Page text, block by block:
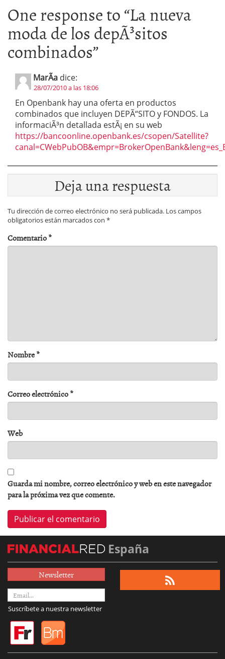
One response to “La nueva
moda de los depÃ³sitos
combinados”
MarÃ­a dice:
28/07/2010 a las 18:06
En Openbank hay una oferta en productos
combinados que incluyen DEPÃ“SITO y FONDOS. La
informaciÃ³n detallada estÃ¡ en su web
https://bancoonline.openbank.es/csopen/Satellite?
Deja una respuesta
Tu dirección de correo electrónico no será publicada. Los campos
obligatorios están marcados con *
Comentario*
Nombre*
Correo electrónico*
Web
Guarda mi nombre, correo electrónico y web en este navegador
para la próxima vez que comente.
España
Newsletter
Suscríbete a nuestra newsletter